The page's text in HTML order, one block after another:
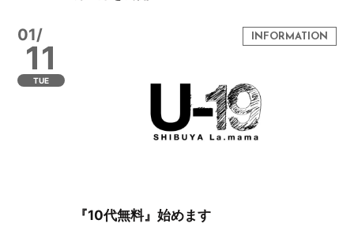
01/
11
TUE
『10代無料』始めます